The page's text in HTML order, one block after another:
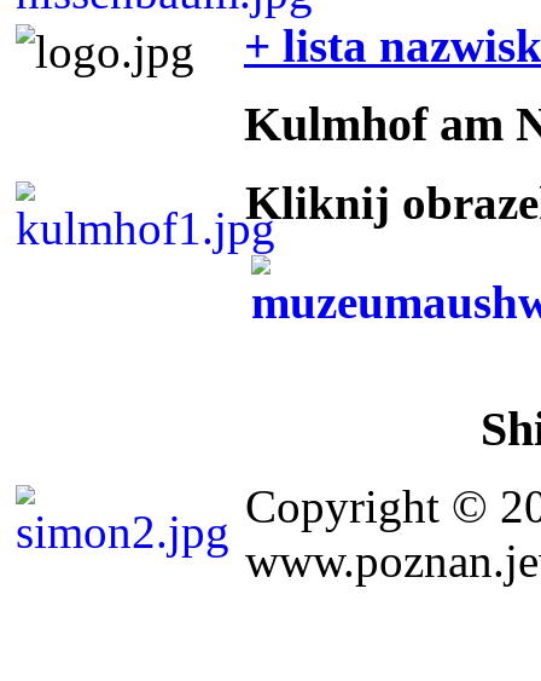
+ lista nazwisk
Kulmhof am
Kliknij
Copyright ©